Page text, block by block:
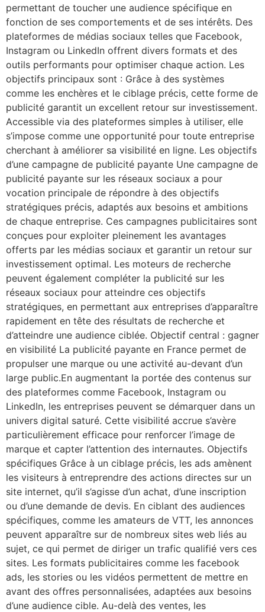
permettant de toucher une audience spécifique en
fonction de ses comportements et de ses intérêts. Des
plateformes de médias sociaux telles que Facebook,
Instagram ou LinkedIn offrent divers formats et des
outils performants pour optimiser chaque action. Les
objectifs principaux sont : Grâce à des systèmes
comme les enchères et le ciblage précis, cette forme de
publicité garantit un excellent retour sur investissement.
Accessible via des plateformes simples à utiliser, elle
s’impose comme une opportunité pour toute entreprise
cherchant à améliorer sa visibilité en ligne. Les objectifs
d’une campagne de publicité payante Une campagne de
publicité payante sur les réseaux sociaux a pour
vocation principale de répondre à des objectifs
stratégiques précis, adaptés aux besoins et ambitions
de chaque entreprise. Ces campagnes publicitaires sont
conçues pour exploiter pleinement les avantages
offerts par les médias sociaux et garantir un retour sur
investissement optimal. Les moteurs de recherche
peuvent également compléter la publicité sur les
réseaux sociaux pour atteindre ces objectifs
stratégiques, en permettant aux entreprises d’apparaître
rapidement en tête des résultats de recherche et
d’atteindre une audience ciblée. Objectif central : gagner
en visibilité La publicité payante en France permet de
propulser une marque ou une activité au-devant d’un
large public.En augmentant la portée des contenus sur
des plateformes comme Facebook, Instagram ou
LinkedIn, les entreprises peuvent se démarquer dans un
univers digital saturé. Cette visibilité accrue s’avère
particulièrement efficace pour renforcer l’image de
marque et capter l’attention des internautes. Objectifs
spécifiques Grâce à un ciblage précis, les ads amènent
les visiteurs à entreprendre des actions directes sur un
site internet, qu’il s’agisse d’un achat, d’une inscription
ou d’une demande de devis. En ciblant des audiences
spécifiques, comme les amateurs de VTT, les annonces
peuvent apparaître sur de nombreux sites web liés au
sujet, ce qui permet de diriger un trafic qualifié vers ces
sites. Les formats publicitaires comme les facebook
ads, les stories ou les vidéos permettent de mettre en
avant des offres personnalisées, adaptées aux besoins
d’une audience cible. Au-delà des ventes, les